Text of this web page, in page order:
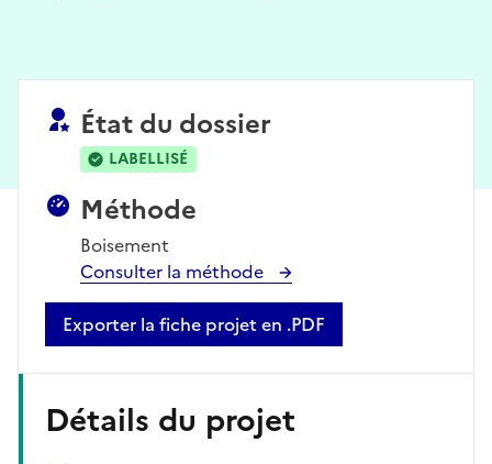
État du dossier
LABELLISÉ
Méthode
Boisement
Consulter la méthode
Exporter la fiche projet en .PDF
Détails du projet